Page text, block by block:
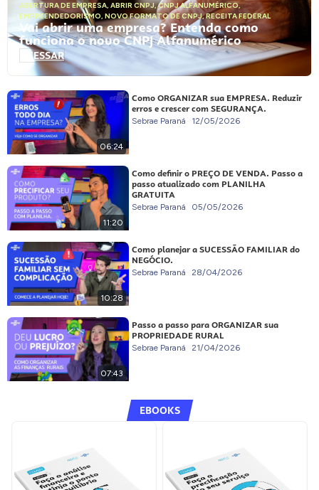
ABERTURA DE EMPRESA, ABRIR CNPJ,CNPJ ALFANUMÉRICO,
EMPREENDEDORISMO, NOVO FORMATO DE CNPJ,RECEITA FEDERAL
Vai abrir uma empresa? Entenda como
funciona o novo CNPJ Alfanumérico
ACESSAR
06:24
Como ORGANIZAR sua EMPRESA. Reduzir
erros e crescer com SEGURANÇA.
Sebrae Paraná 12/05/2026
11:20
Como definir o PREÇO DE VENDA. Passo a
passo atualizado com PLANILHA
GRATUITA
Sebrae Paraná 05/05/2026
10:28
Como planejar a SUCESSÃO FAMILIAR do
NEGÓCIO.
Sebrae Paraná 28/04/2026
07:43
Passo a passo para ORGANIZAR sua
PROPRIEDADE RURAL
Sebrae Paraná 21/04/2026
EBOOKS